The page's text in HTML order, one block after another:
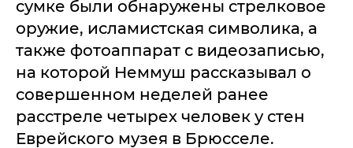
сумке были обнаружены стрелковое
оружие, исламистская символика, а
также фотоаппарат с видеозаписью,
на которой Неммуш рассказывал о
совершенном неделей ранее
расстреле четырех человек у стен
Еврейского музея в Брюсселе.